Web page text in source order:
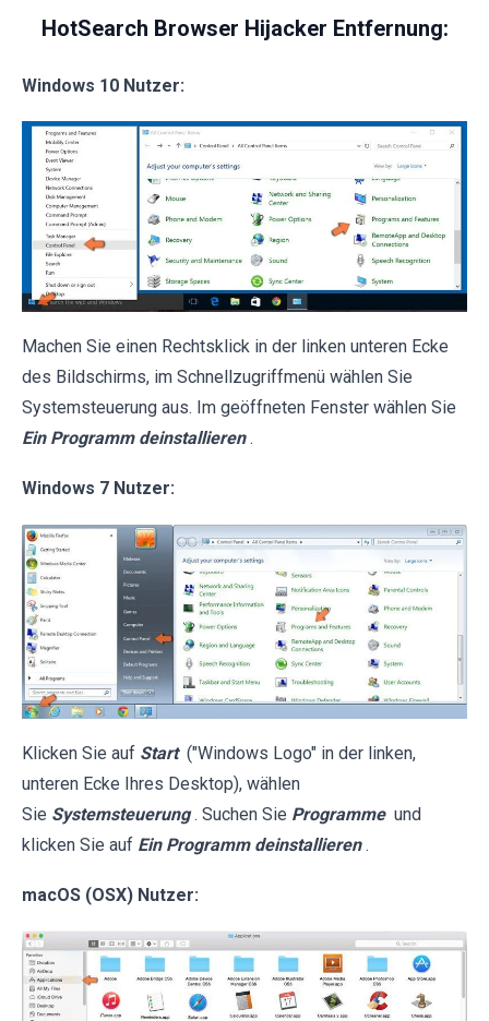
HotSearch Browser Hijacker Entfernung:
Windows 10 Nutzer:
Machen Sie einen Rechtsklick in der linken unteren Ecke
des Bildschirms, im Schnellzugriffmenü wählen Sie
Systemsteuerung aus. Im geöffneten Fenster wählen Sie
Ein Programm deinstallieren .
Windows 7 Nutzer:
Klicken Sie auf Start ("Windows Logo" in der linken,
unteren Ecke Ihres Desktop), wählen
Sie Systemsteuerung . Suchen Sie Programme und
klicken Sie auf Ein Programm deinstallieren .
macOS (OSX) Nutzer: